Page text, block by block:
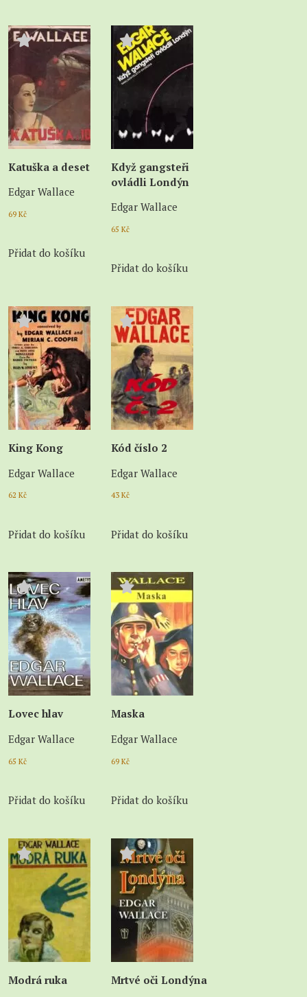
Katuška a deset
Edgar Wallace
69 Kč
Přidat do košíku
Když gangsteři
ovládli Londýn
Edgar Wallace
65 Kč
Přidat do košíku
King Kong
Edgar Wallace
62 Kč
Přidat do košíku
Kód číslo 2
Edgar Wallace
43 Kč
Přidat do košíku
Lovec hlav
Edgar Wallace
65 Kč
Přidat do košíku
Maska
Edgar Wallace
69 Kč
Přidat do košíku
Modrá ruka
Mrtvé oči Londýna